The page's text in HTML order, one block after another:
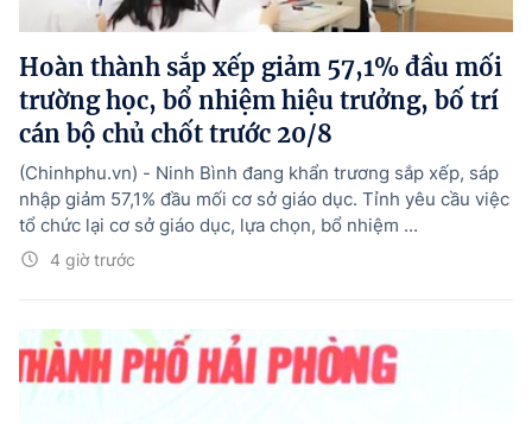
Hoàn thành sắp xếp giảm 57,1% đầu mối
trường học, bổ nhiệm hiệu trưởng, bố trí
cán bộ chủ chốt trước 20/8
4 giờ trước
(Chinhphu.vn) - Ninh Bình đang khẩn trương sắp xếp, sáp
nhập giảm 57,1% đầu mối cơ sở giáo dục. Tỉnh yêu cầu việc
tổ chức lại cơ sở giáo dục, lựa chọn, bổ nhiệm ...